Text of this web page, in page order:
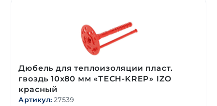
Дюбель для теплоизоляции пласт.
гвоздь 10х80 мм «TECH-KREP» IZO
красный
Артикул: 27539